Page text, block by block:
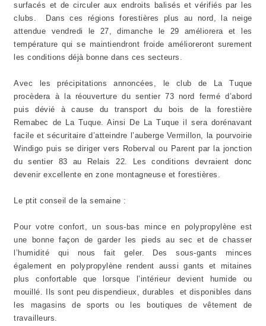
surfacés et de circuler aux endroits balisés et vérifiés par les
clubs. Dans ces régions forestières plus au nord, la neige
attendue vendredi le 27, dimanche le 29 améliorera et les
température qui se maintiendront froide amélioreront surement
les conditions déjà bonne dans ces secteurs.
Avec les précipitations annoncées, le club de La Tuque
procèdera à la réouverture du sentier 73 nord fermé d’abord
puis dévié à cause du transport du bois de la forestière
Remabec de La Tuque. Ainsi De La Tuque il sera dorénavant
facile et sécuritaire d’atteindre l’auberge Vermillon, la pourvoirie
Windigo puis se diriger vers Roberval ou Parent par la jonction
du sentier 83 au Relais 22. Les conditions devraient donc
devenir excellente en zone montagneuse et forestières.
Le ptit conseil de la semaine :
Pour votre confort, un sous-bas mince en polypropylène est
une bonne façon de garder les pieds au sec et de chasser
l’humidité qui nous fait geler. Des sous-gants minces
également en polypropylène rendent aussi gants et mitaines
plus confortable que lorsque l’intérieur devient humide ou
mouillé. Ils sont peu dispendieux, durables et disponibles dans
les magasins de sports ou les boutiques de vêtement de
travailleurs.